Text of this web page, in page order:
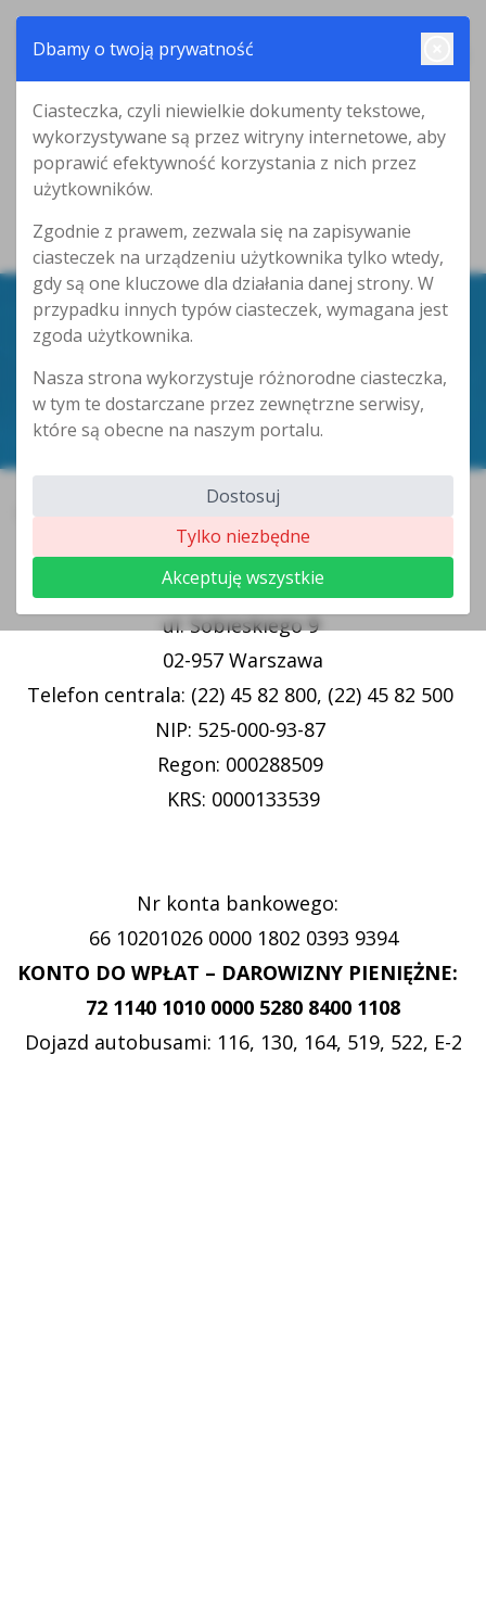
KONTAKT
Strona główna>Kontakt
Instytut Psychiatrii i Neurologii
ul. Sobieskiego 9
02-957 Warszawa
Telefon centrala: (22) 45 82 800, (22) 45 82 500
NIP: 525-000-93-87
Regon: 000288509
KRS: 0000133539
Nr konta bankowego:
66 10201026 0000 1802 0393 9394
KONTO DO WPŁAT – DAROWIZNY PIENIĘŻNE:
72 1140 1010 0000 5280 8400 1108
Dojazd autobusami: 116, 130, 164, 519, 522, E-2
Dbamy o twoją prywatność
Ciasteczka, czyli niewielkie dokumenty tekstowe,
wykorzystywane są przez witryny internetowe, aby
poprawić efektywność korzystania z nich przez
użytkowników.
Zgodnie z prawem, zezwala się na zapisywanie
ciasteczek na urządzeniu użytkownika tylko wtedy,
gdy są one kluczowe dla działania danej strony. W
przypadku innych typów ciasteczek, wymagana jest
zgoda użytkownika.
Nasza strona wykorzystuje różnorodne ciasteczka,
w tym te dostarczane przez zewnętrzne serwisy,
które są obecne na naszym portalu.
Dostosuj
Tylko niezbędne
Akceptuję wszystkie